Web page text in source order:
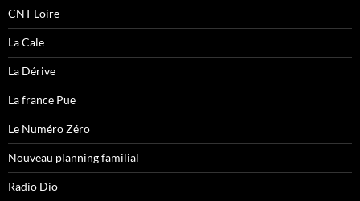
CNT Loire
La Cale
La Dérive
La france Pue
Le Numéro Zéro
Nouveau planning familial
Radio Dio